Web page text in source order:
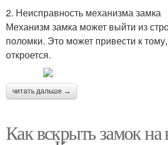
2. Неисправность механизма замка
Механизм замка может выйти из
поломки. Это может привести к
откроется.
читать дальше →
Как вскрыть замок на